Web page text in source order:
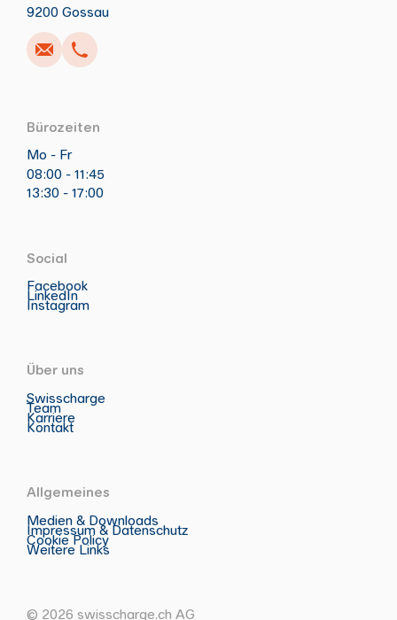
9200 Gossau
Bürozeiten
Mo - Fr
08:00 - 11:45
13:30 - 17:00
Social
Facebook
LinkedIn
Instagram
Über uns
Swisscharge
Team
Karriere
Kontakt
Allgemeines
Medien & Downloads
Impressum & Datenschutz
Cookie Policy
Weitere Links
© 2026 swisscharge.ch AG